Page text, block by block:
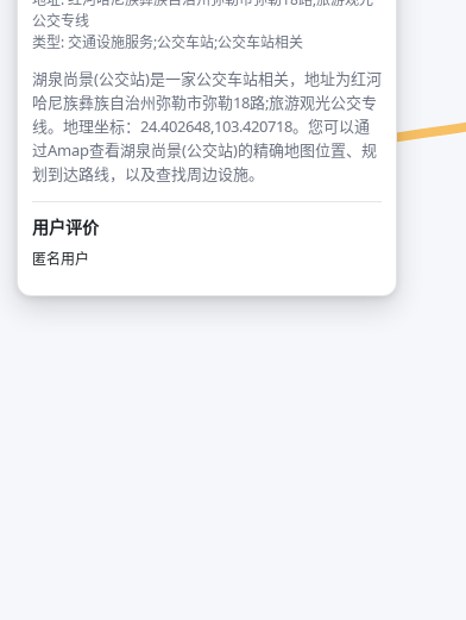
公交专线
类型: 交通设施服务;公交车站;公交车站相关
湖泉尚景(公交站)是一家公交车站相关，地址为红河
哈尼族彝族自治州弥勒市弥勒18路;旅游观光公交专
线。地理坐标：24.402648,103.420718。您可以通
过Amap查看湖泉尚景(公交站)的精确地图位置、规
划到达路线，以及查找周边设施。
用户评价
匿名用户